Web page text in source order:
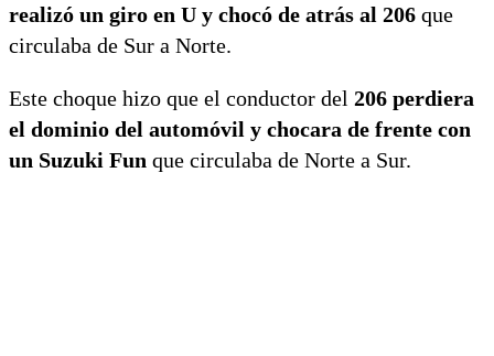
realizó un giro en U y chocó de atrás al 206 que
circulaba de Sur a Norte.
Este choque hizo que el conductor del 206 perdiera
el dominio del automóvil y chocara de frente con
un Suzuki Fun que circulaba de Norte a Sur.